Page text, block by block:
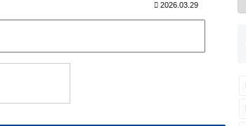
2026.03.29